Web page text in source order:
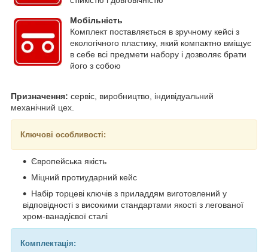
Мобільність
Комплект поставляється в зручному кейсі з
екологічного пластику, який компактно вміщує
в себе всі предмети набору і дозволяє брати
його з собою
Призначення: сервіс, виробництво, індивідуальний
механічний цех.
Ключові особливості:
Європейська якість
Міцний протиударний кейс
Набір торцеві ключів з приладдям виготовлений у
відповідності з високими стандартами якості з легованої
хром-ванадієвої сталі
Комплектація: